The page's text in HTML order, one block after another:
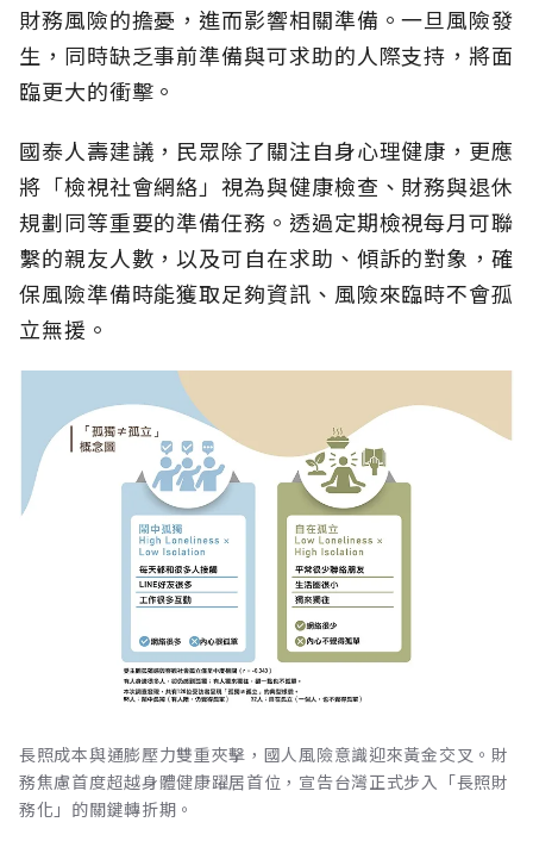
財務風險的擔憂，進而影響相關準備。一旦風險發
生，同時缺乏事前準備與可求助的人際支持，將面
臨更大的衝擊。
國泰人壽建議，民眾除了關注自身心理健康，更應
將「檢視社會網絡」視為與健康檢查、財務與退休
規劃同等重要的準備任務。透過定期檢視每月可聯
繫的親友人數，以及可自在求助、傾訴的對象，確
保風險準備時能獲取足夠資訊、風險來臨時不會孤
立無援。
長照成本與通膨壓力雙重夾擊，國人風險意識迎來黃金交叉。財
務焦慮首度超越身體健康躍居首位，宣告台灣正式步入「長照財
務化」的關鍵轉折期。